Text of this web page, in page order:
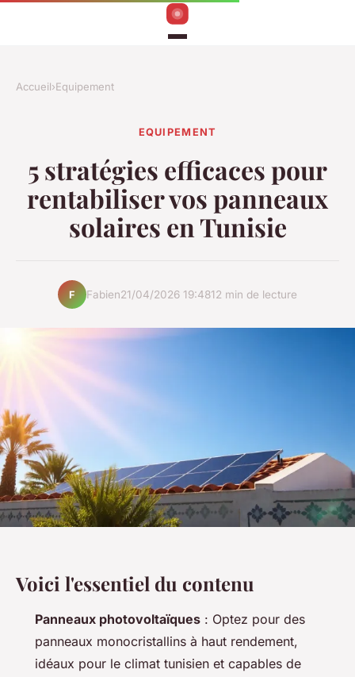
Accueil›Equipement
EQUIPEMENT
5 stratégies efficaces pour
rentabiliser vos panneaux
solaires en Tunisie
F Fabien21/04/2026 19:4812 min de lecture
Voici l'essentiel du contenu
Panneaux photovoltaïques : Optez pour des
panneaux monocristallins à haut rendement,
idéaux pour le climat tunisien et capables de